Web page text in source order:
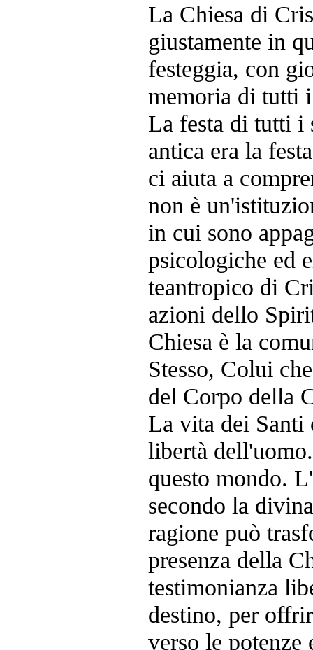
La Chiesa di
giustamente in
festeggia, con
memoria di tutti
La festa di tutti i
antica era la
ci aiuta a
non è
in cui sono
psicologiche ed
teantropico di
azioni dello
Chiesa è la
Stesso, Colui
del Corpo della
La vita dei Santi
libertà
questo mondo.
secondo la
ragione può
presenza della
testimonianza
destino, per
verso le